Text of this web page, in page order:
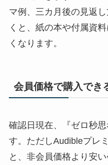
マ例、三カ月後の見返
くと、紙の本や付属資
くなります。
会員価格で購入でき
確認日現在、『ゼロ秒
す。ただしAudibleプレ
と、非会員価格より安